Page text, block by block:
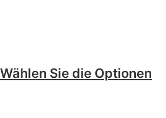
Wählen Sie die Optionen